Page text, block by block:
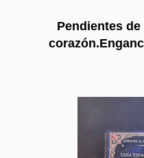
Pendientes